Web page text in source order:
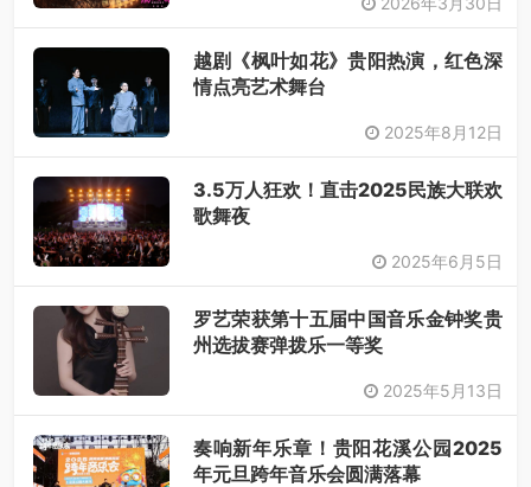
越剧《枫叶如花》贵阳热演，红色深
情点亮艺术舞台
2025年8月12日
3.5万人狂欢！直击2025民族大联欢
歌舞夜
2025年6月5日
罗艺荣获第十五届中国音乐金钟奖贵
州选拔赛弹拨乐一等奖​
2025年5月13日
奏响新年乐章！贵阳花溪公园2025
年元旦跨年音乐会圆满落幕